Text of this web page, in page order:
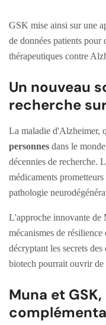
GSK mise ainsi sur une
de données patients pour
thérapeutiques contre
Un nouveau
recherche
La maladie d'Alzheimer,
personnes dans le
décennies de recherche.
médicaments
pathologie
L'approche innovante de
mécanismes de
décryptant les secrets
biotech pourrait ouvrir de
Muna et